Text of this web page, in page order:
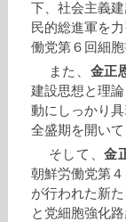
下、社会主義
民的総進軍を
働党第６回細
また、 金正
建設思想と理
動にしっかり
全盛期を開いて
そして、金
朝鮮労働党第
が行われた新
と党細胞強化